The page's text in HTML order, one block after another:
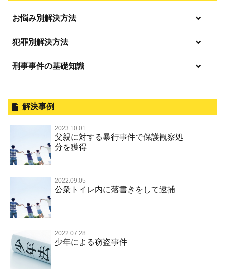
お悩み別解決方法
逮捕の不安や悩み
無実・無罪を証明してほしい
示談で解決してほしい
執行猶予にしてほしい
事件のことを秘密にしたい
被害届・告訴・告発されたら
犯罪別解決方法
事件別－暴力事件
過失致死・過失傷害
器物損壊
脅迫・強要
業務妨害罪
公務執行妨害罪
逮捕・監禁
暴行・傷害
略取・誘拐・人身売買
性犯罪 TOP
淫行・援助交際（児童買春、淫行条例、児童福祉法違反）
不同意性交等罪（旧 強制性交等罪，準強制性交等罪），
監護者性交等罪
不同意わいせつ（旧 強制わいせつ，準強制わいせつ）
公然わいせつ罪，わいせつ物頒布等罪，淫行勧誘罪
児童ポルノ リベンジポルノ
盗撮，のぞき行為
事件別－財産犯
財産犯 TOP
横領 背任
窃盗罪
恐喝
盗品売買・譲り受け等
事件別－薬物事件
薬物事件 TOP
覚せい剤
危険ドラッグ
大麻
麻薬及び向精神薬
事件別－交通違反・交通事故
交通違反・交通事故 TOP
交通事故 交通違反と刑事事件
自転車事故
人身事故・死亡事故
無免許運転
その他 TOP
児童虐待・保護責任者遺棄
住居侵入等
刑事事件の基礎知識
刑事裁判の概要・手続
公務員の逮捕・刑事事件
控訴・上告
国選弁護士と私選弁護士の違い
司法取引・刑事免責
取調べの注意点
少年事件の手続と特色
少年事件の処分
解決事例
2023.10.01
父親に対する暴行事件で保護観察処
分を獲得
2022.09.05
公衆トイレ内に落書きをして逮捕
2022.07.28
少年による窃盗事件